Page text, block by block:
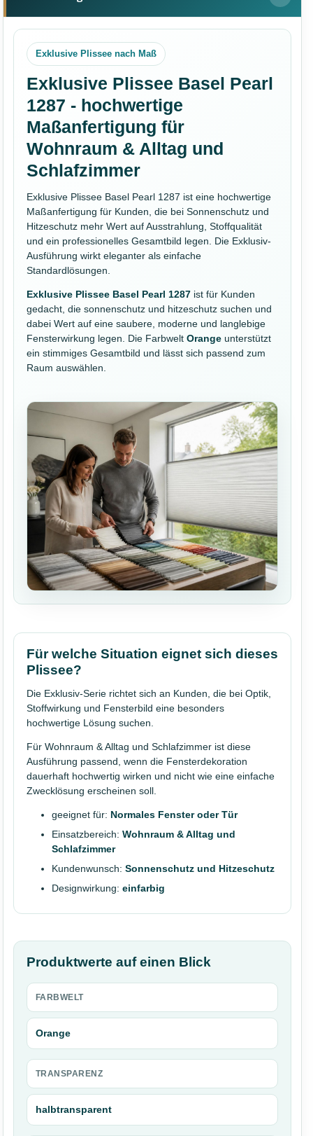
Exklusive Plissee nach Maß
Exklusive Plissee Basel Pearl
1287 - hochwertige
Maßanfertigung für
Wohnraum & Alltag und
Schlafzimmer
Exklusive Plissee Basel Pearl 1287 ist eine hochwertige
Maßanfertigung für Kunden, die bei Sonnenschutz und
Hitzeschutz mehr Wert auf Ausstrahlung, Stoffqualität
und ein professionelles Gesamtbild legen. Die Exklusiv-
Ausführung wirkt eleganter als einfache
Standardlösungen.
Exklusive Plissee Basel Pearl 1287 ist für Kunden
gedacht, die sonnenschutz und hitzeschutz suchen und
dabei Wert auf eine saubere, moderne und langlebige
Fensterwirkung legen. Die Farbwelt Orange unterstützt
ein stimmiges Gesamtbild und lässt sich passend zum
Raum auswählen.
Für welche Situation eignet sich dieses
Plissee?
Die Exklusiv-Serie richtet sich an Kunden, die bei Optik,
Stoffwirkung und Fensterbild eine besonders
hochwertige Lösung suchen.
Für Wohnraum & Alltag und Schlafzimmer ist diese
Ausführung passend, wenn die Fensterdekoration
dauerhaft hochwertig wirken und nicht wie eine einfache
Zwecklösung erscheinen soll.
geeignet für: Normales Fenster oder Tür
Einsatzbereich: Wohnraum & Alltag und
Schlafzimmer
Kundenwunsch: Sonnenschutz und Hitzeschutz
Designwirkung: einfarbig
Produktwerte auf einen Blick
FARBWELT
Orange
TRANSPARENZ
halbtransparent